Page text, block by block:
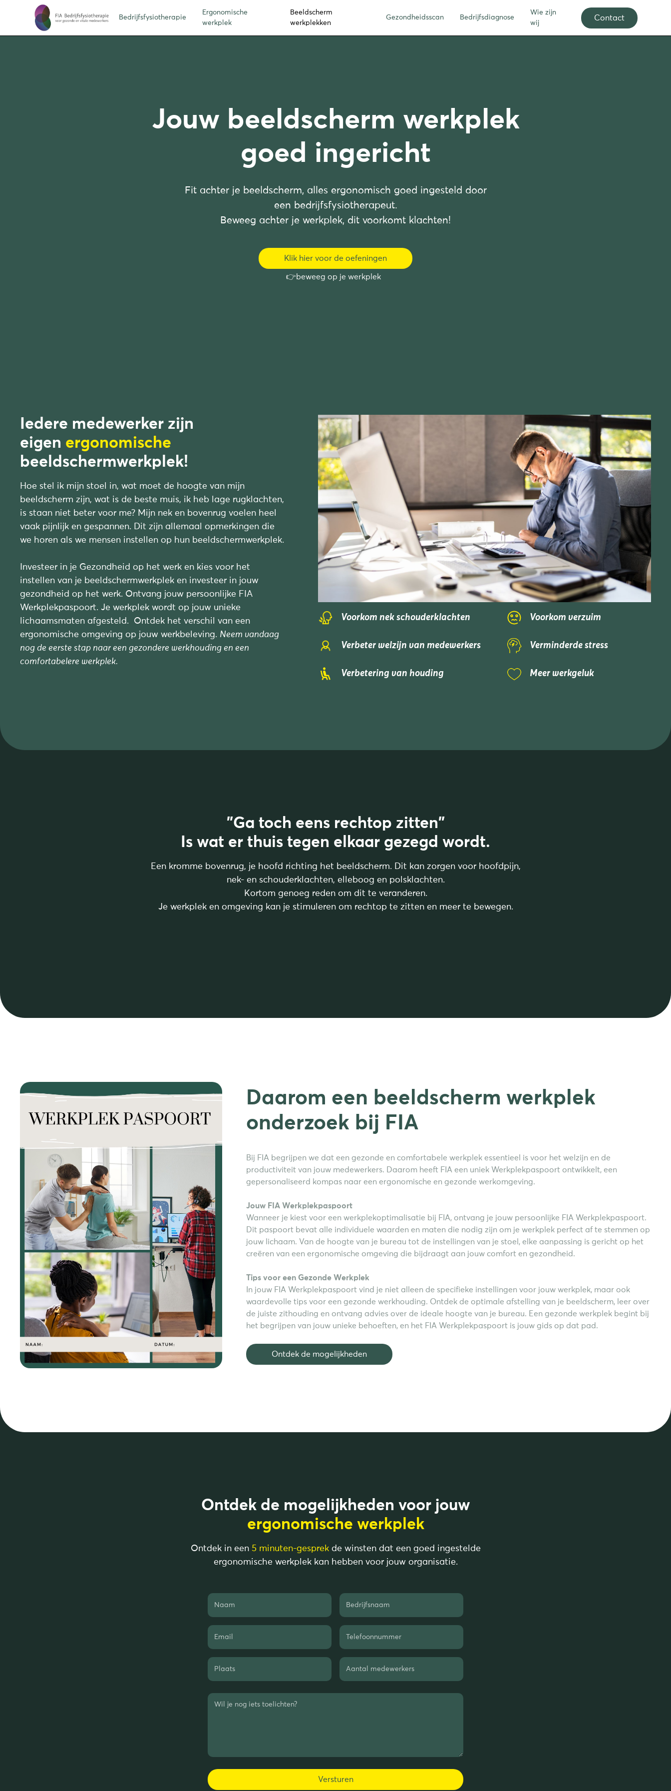
Bedrijfsfysiotherapie
Ergonomische
werkplek
Beeldscherm
werkplekken
Gezondheidsscan Bedrijfsdiagnose
Wie zijn
wij
Contact
Jouw beeldscherm werkplek
goed ingericht
Fit achter je beeldscherm, alles ergonomisch goed ingesteld door
een bedrijfsfysiotherapeut.
Beweeg achter je werkplek, dit voorkomt klachten!
Klik hier voor de oefeningen
👉beweeg op je werkplek
Iedere medewerker zijn
eigen ergonomische
beeldschermwerkplek!
Hoe stel ik mijn stoel in, wat moet de hoogte van mijn
beeldscherm zijn, wat is de beste muis, ik heb lage rugklachten,
is staan niet beter voor me? Mijn nek en bovenrug voelen heel
vaak pijnlijk en gespannen. Dit zijn allemaal opmerkingen die
we horen als we mensen instellen op hun beeldschermwerkplek.
Investeer in je Gezondheid op het werk en kies voor het
instellen van je beeldschermwerkplek en investeer in jouw
gezondheid op het werk. Ontvang jouw persoonlijke FIA
Werkplekpaspoort. Je werkplek wordt op jouw unieke
lichaamsmaten afgesteld. Ontdek het verschil van een
ergonomische omgeving op jouw werkbeleving. Neem vandaag
nog de eerste stap naar een gezondere werkhouding en een
comfortabelere werkplek.
Voorkom nek schouderklachten Voorkom verzuim
Verbeter welzijn van medewerkers Verminderde stress
Verbetering van houding Meer werkgeluk
"Ga toch eens rechtop zitten"
Is wat er thuis tegen elkaar gezegd wordt.
Een kromme bovenrug, je hoofd richting het beeldscherm. Dit kan zorgen voor hoofdpijn,
nek- en schouderklachten, elleboog en polsklachten.
Kortom genoeg reden om dit te veranderen.
Je werkplek en omgeving kan je stimuleren om rechtop te zitten en meer te bewegen.
Daarom een beeldscherm werkplek
onderzoek bij FIA
Bij FIA begrijpen we dat een gezonde en comfortabele werkplek essentieel is voor het welzijn en de
productiviteit van jouw medewerkers. Daarom heeft FIA een uniek Werkplekpaspoort ontwikkelt, een
gepersonaliseerd kompas naar een ergonomische en gezonde werkomgeving.
Jouw FIA Werkplekpaspoort
Wanneer je kiest voor een werkplekoptimalisatie bij FIA, ontvang je jouw persoonlijke FIA Werkplekpaspoort.
Dit paspoort bevat alle individuele waarden en maten die nodig zijn om je werkplek perfect af te stemmen op
jouw lichaam. Van de hoogte van je bureau tot de instellingen van je stoel, elke aanpassing is gericht op het
creëren van een ergonomische omgeving die bijdraagt aan jouw comfort en gezondheid.
Tips voor een Gezonde Werkplek
In jouw FIA Werkplekpaspoort vind je niet alleen de specifieke instellingen voor jouw werkplek, maar ook
waardevolle tips voor een gezonde werkhouding. Ontdek de optimale afstelling van je beeldscherm, leer over
de juiste zithouding en ontvang advies over de ideale hoogte van je bureau. Een gezonde werkplek begint bij
het begrijpen van jouw unieke behoeften, en het FIA Werkplekpaspoort is jouw gids op dat pad.
Ontdek de mogelijkheden
Ontdek de mogelijkheden voor jouw
ergonomische werkplek
Ontdek in een 5 minuten-gesprekde winsten dat een goed ingestelde
ergonomische werkplek kan hebben voor jouw organisatie.